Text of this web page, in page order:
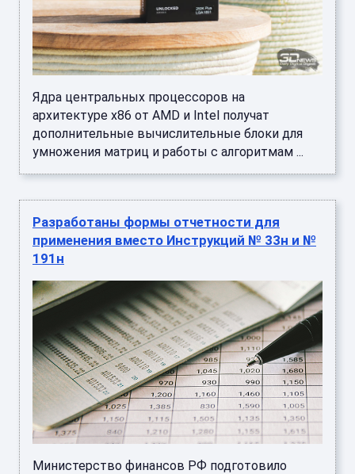
Ядра центральных процессоров на
архитектуре x86 от AMD и Intel получат
дополнительные вычислительные блоки для
умножения матриц и работы с алгоритмам ...
Разработаны формы отчетности для
применения вместо Инструкций № 33н и №
191н
Министерство финансов РФ подготовило